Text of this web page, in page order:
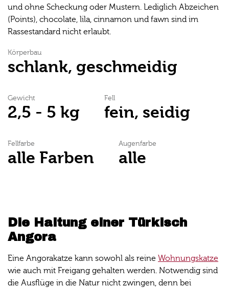
und ohne Scheckung oder Mustern. Lediglich Abzeichen
(Points), chocolate, lila, cinnamon und fawn sind im
Rassestandard nicht erlaubt.
Körperbau
schlank, geschmeidig
Gewicht
2,5 - 5 kg
Fell
fein, seidig
Fellfarbe
alle Farben
Augenfarbe
alle
Die Haltung einer Türkisch
Angora
Eine Angorakatze kann sowohl als reine Wohnungskatze
wie auch mit Freigang gehalten werden. Notwendig sind
die Ausflüge in die Natur nicht zwingen, denn bei